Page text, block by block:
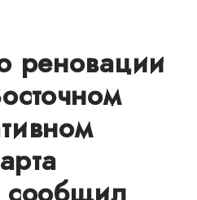
реновации